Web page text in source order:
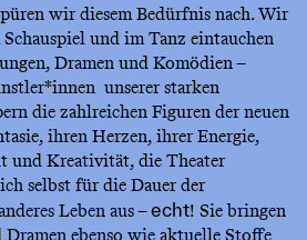
wir diesem Bedürfnis nach. Wir
und im Tanz eintauchen
Dramen und Komödien –
unserer starken
die zahlreichen Figuren der neuen
ihren Herzen, ihrer Energie,
und Kreativität, die Theater
selbst für die Dauer der
Leben aus –echt! Sie bringen